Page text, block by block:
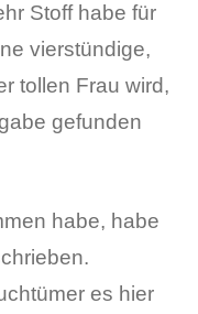
Stoff habe für
vierstündige,
tollen Frau wird,
gefunden
habe, habe
es hier